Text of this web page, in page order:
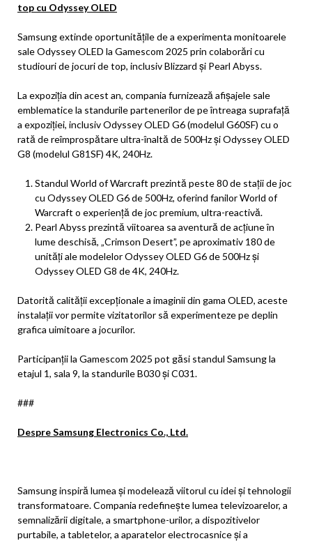
top cu Odyssey OLED
Samsung extinde oportunitățile de a experimenta monitoarele
sale Odyssey OLED la Gamescom 2025 prin colaborări cu
studiouri de jocuri de top, inclusiv Blizzard și Pearl Abyss.
La expoziția din acest an, compania furnizează afișajele sale
emblematice la standurile partenerilor de pe întreaga suprafață
a expoziției, inclusiv Odyssey OLED G6 (modelul G60SF) cu o
rată de reîmprospătare ultra-înaltă de 500Hz și Odyssey OLED
G8 (modelul G81SF) 4K, 240Hz.
Standul World of Warcraft prezintă peste 80 de stații de joc
cu Odyssey OLED G6 de 500Hz, oferind fanilor World of
Warcraft o experiență de joc premium, ultra-reactivă.
Pearl Abyss prezintă viitoarea sa aventură de acțiune în
lume deschisă, „Crimson Desert”, pe aproximativ 180 de
unități ale modelelor Odyssey OLED G6 de 500Hz și
Odyssey OLED G8 de 4K, 240Hz.
Datorită calității excepționale a imaginii din gama OLED, aceste
instalații vor permite vizitatorilor să experimenteze pe deplin
grafica uimitoare a jocurilor.
Participanții la Gamescom 2025 pot găsi standul Samsung la
etajul 1, sala 9, la standurile B030 și C031.
###
Despre Samsung Electronics Co., Ltd.
Samsung inspiră lumea și modelează viitorul cu idei și tehnologii
transformatoare. Compania redefinește lumea televizoarelor, a
semnalizării digitale, a smartphone-urilor, a dispozitivelor
purtabile, a tabletelor, a aparatelor electrocasnice și a